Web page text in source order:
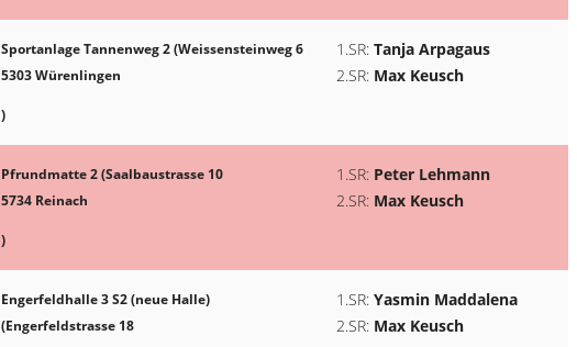
Sportanlage Tannenweg 2 (Weissensteinweg 6
5303 Würenlingen
)
1.SR: Tanja Arpagaus
2.SR: Max Keusch
Pfrundmatte 2 (Saalbaustrasse 10
5734 Reinach
)
1.SR: Peter Lehmann
2.SR: Max Keusch
Engerfeldhalle 3 S2 (neue Halle)
(Engerfeldstrasse 18
1.SR: Yasmin Maddalena
2.SR: Max Keusch